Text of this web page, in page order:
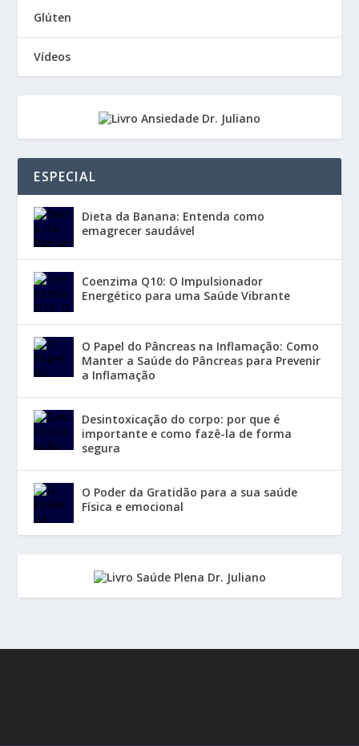
Glúten
Vídeos
ESPECIAL
Dieta da Banana: Entenda como
emagrecer saudável
Coenzima Q10: O Impulsionador
Energético para uma Saúde Vibrante
O Papel do Pâncreas na Inflamação: Como
Manter a Saúde do Pâncreas para Prevenir
a Inflamação
Desintoxicação do corpo: por que é
importante e como fazê-la de forma
segura
O Poder da Gratidão para a sua saúde
Física e emocional